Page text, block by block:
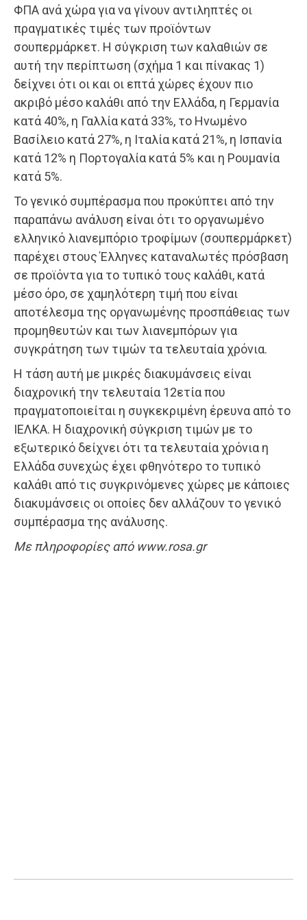
ΦΠΑ ανά χώρα για να γίνουν αντιληπτές οι
πραγματικές τιμές των προϊόντων
σουπερμάρκετ. Η σύγκριση των καλαθιών σε
αυτή την περίπτωση (σχήμα 1 και πίνακας 1)
δείχνει ότι οι και οι επτά χώρες έχουν πιο
ακριβό μέσο καλάθι από την Ελλάδα, η Γερμανία
κατά 40%, η Γαλλία κατά 33%, το Ηνωμένο
Βασίλειο κατά 27%, η Ιταλία κατά 21%, η Ισπανία
κατά 12% η Πορτογαλία κατά 5% και η Ρουμανία
κατά 5%.
Το γενικό συμπέρασμα που προκύπτει από την
παραπάνω ανάλυση είναι ότι το οργανωμένο
ελληνικό λιανεμπόριο τροφίμων (σουπερμάρκετ)
παρέχει στους Έλληνες καταναλωτές πρόσβαση
σε προϊόντα για το τυπικό τους καλάθι, κατά
μέσο όρο, σε χαμηλότερη τιμή που είναι
αποτέλεσμα της οργανωμένης προσπάθειας των
προμηθευτών και των λιανεμπόρων για
συγκράτηση των τιμών τα τελευταία χρόνια.
Η τάση αυτή με μικρές διακυμάνσεις είναι
διαχρονική την τελευταία 12ετία που
πραγματοποιείται η συγκεκριμένη έρευνα από το
ΙΕΛΚΑ. Η διαχρονική σύγκριση τιμών με το
εξωτερικό δείχνει ότι τα τελευταία χρόνια η
Ελλάδα συνεχώς έχει φθηνότερο το τυπικό
καλάθι από τις συγκρινόμενες χώρες με κάποιες
διακυμάνσεις οι οποίες δεν αλλάζουν το γενικό
συμπέρασμα της ανάλυσης.
Με πληροφορίες από www.rosa.gr